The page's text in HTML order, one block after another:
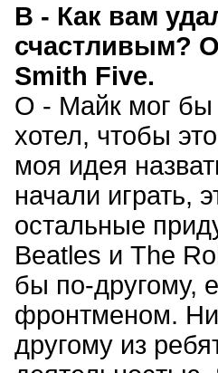
В - Как вам
счастливым?
Smith Five.
О - Майк мог бы
хотел, чтобы
моя идея
начали играть,
остальные
Beatles и The
бы по-другому,
фронтменом.
другому из